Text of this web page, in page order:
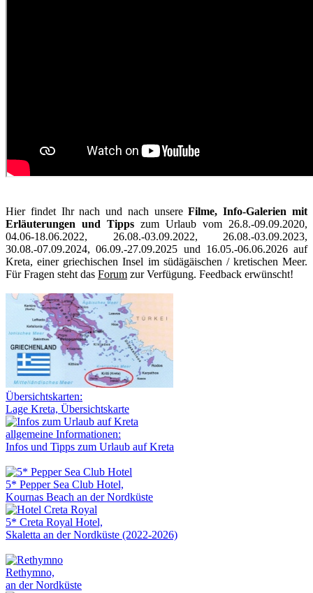
Hier findet Ihr nach und nach unsereFilme, Info-Galerien mit
Erläuterungen und Tipps zum Urlaub vom 26.8.-09.09.2020,
04.06-18.06.2022, 26.08.-03.09.2022, 26.08.-03.09.2023,
30.08.-07.09.2024, 06.09.-27.09.2025 und 16.05.-06.06.2026 auf
Kreta, einer griechischen Insel im südägäischen / kretischen Meer.
Für Fragen steht das Forum zur Verfügung. Feedback erwünscht!
Übersichtskarten:
Lage Kreta, Übersichtskarte
allgemeine Informationen:
Infos und Tipps zum Urlaub auf Kreta
5* Pepper Sea Club Hotel,
Kournas Beach an der Nordküste
5* Creta Royal Hotel,
Skaletta an der Nordküste (2022-2026)
Rethymno,
an der Nordküste